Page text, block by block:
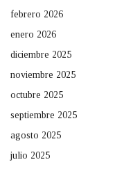
febrero 2026
enero 2026
diciembre 2025
noviembre 2025
octubre 2025
septiembre 2025
agosto 2025
julio 2025